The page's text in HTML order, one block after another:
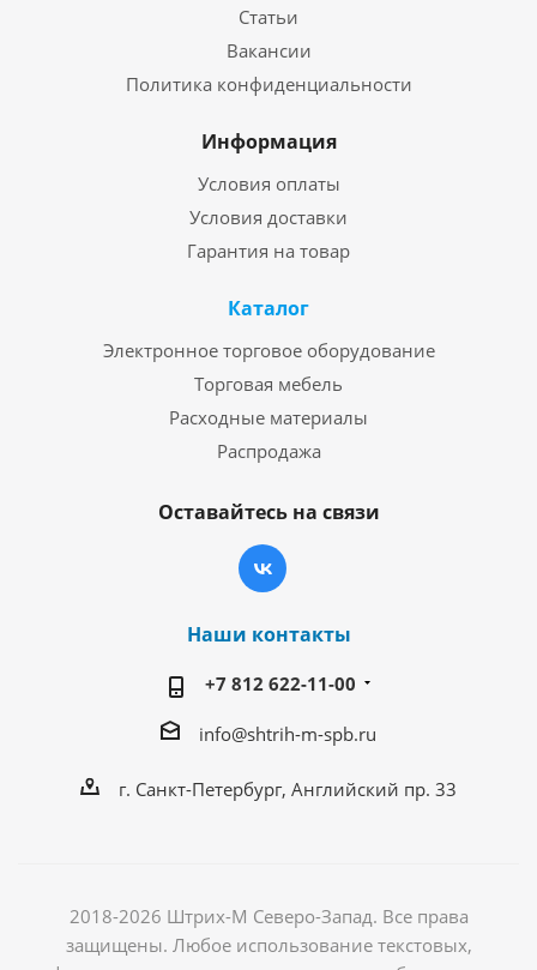
Статьи
Вакансии
Политика конфиденциальности
Информация
Условия оплаты
Условия доставки
Гарантия на товар
Каталог
Электронное торговое оборудование
Торговая мебель
Расходные материалы
Распродажа
Оставайтесь на связи
Наши контакты
+7 812 622-11-00
info@shtrih-m-spb.ru
г. Санкт-Петербург, Английский пр. 33
2018-2026 Штрих-М Северо-Запад. Все права
защищены. Любое использование текстовых,